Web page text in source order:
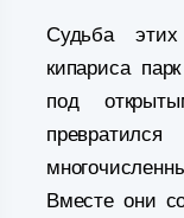
Судьба
кипариса
под
Вместе они